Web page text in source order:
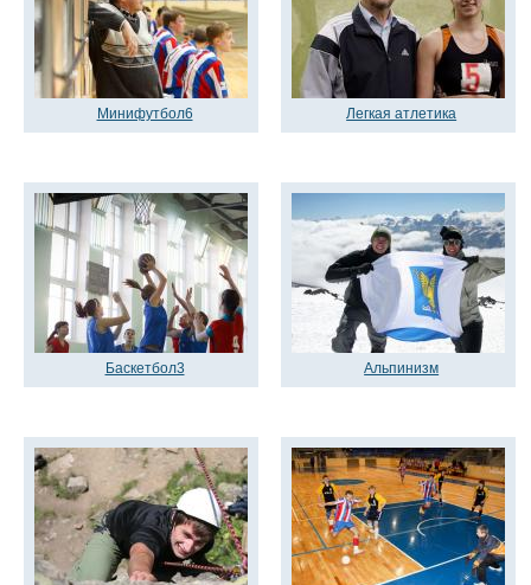
Минифутбол6 Легкая атлетика
Баскетбол3 Альпинизм